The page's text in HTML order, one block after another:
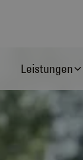
Leistungen